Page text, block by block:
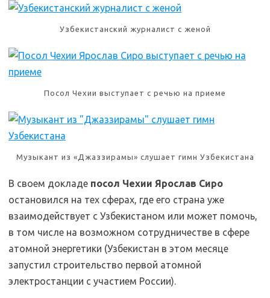
Узбекистанский журналист с женой
Посол Чехии выступает с речью на приеме
Музыкант из «Джаззирамы» слушает гимн Узбекистана
В своем докладе посол Чехии Ярослав Сиро
остановился на тех сферах, где его страна уже
взаимодействует с Узбекистаном или может помочь,
в том числе на возможном сотрудничестве в сфере
атомной энергетики (Узбекистан в этом месяце
запустил строительство первой атомной
электростанции с участием России).